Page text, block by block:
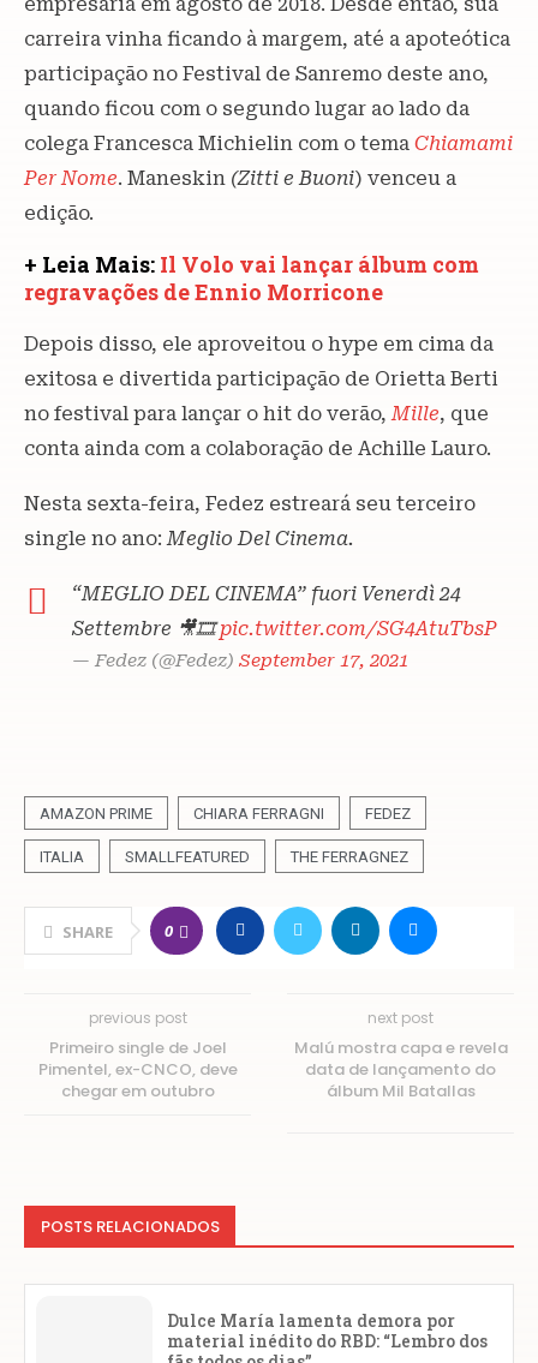
empresária em agosto de 2018. Desde então, sua
carreira vinha ficando à margem, até a apoteótica
participação no Festival de Sanremo deste ano,
quando ficou com o segundo lugar ao lado da
colega Francesca Michielin com o tema Chiamami
Per Nome. Maneskin (Zitti e Buoni) venceu a
edição.
+ Leia Mais: Il Volo vai lançar álbum com
regravações de Ennio Morricone
Depois disso, ele aproveitou o hype em cima da
exitosa e divertida participação de Orietta Berti
no festival para lançar o hit do verão,Mille, que
conta ainda com a colaboração de Achille Lauro.
Nesta sexta-feira, Fedez estreará seu terceiro
single no ano:Meglio Del Cinema.
“MEGLIO DEL CINEMA” fuori Venerdì 24
Settembre 🎥🎞pic.twitter.com/SG4AtuTbsP
— Fedez (@Fedez) September 17, 2021
AMAZON PRIME CHIARA FERRAGNI FEDEZ
ITALIA SMALLFEATURED THE FERRAGNEZ
SHARE 0
previous post
Primeiro single de Joel
Pimentel, ex-CNCO, deve
chegar em outubro
next post
Malú mostra capa e revela
data de lançamento do
álbum Mil Batallas
POSTS RELACIONADOS
Dulce María lamenta demora por
material inédito do RBD: “Lembro dos